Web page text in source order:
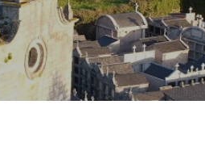
Ir al contenido principal